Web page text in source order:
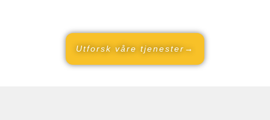
Utforsk våre tjenester→